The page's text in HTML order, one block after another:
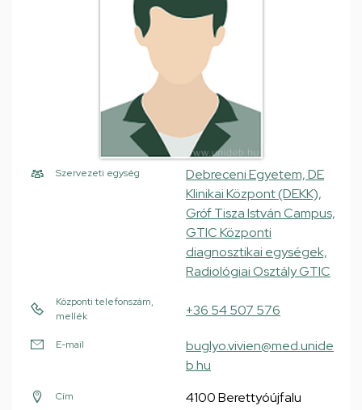
Szervezeti egység
Debreceni Egyetem, DE
Klinikai Központ (DEKK),
Gróf Tisza István Campus,
GTIC Központi
diagnosztikai egységek,
Radiológiai Osztály GTIC
Központi telefonszám,
mellék
+36 54 507 576
E-mail
buglyo.vivien@med.unide
b.hu
Cím
4100 Berettyóújfalu